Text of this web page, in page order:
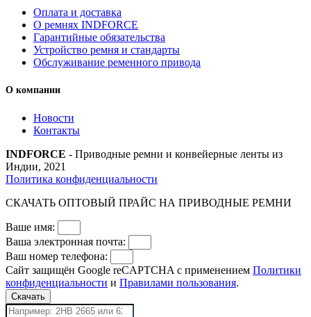
Оплата и доставка
О ремнях INDFORCE
Гарантийные обязательства
Устройство ремня и стандарты
Обслуживание ременного привода
О компании
Новости
Контакты
INDFORCE - Приводные ремни и конвейерные ленты из
Индии, 2021
Политика конфиденциальности
СКАЧАТЬ ОПТОВЫЙ ПРАЙС НА ПРИВОДНЫЕ РЕМНИ
Ваше имя:
Ваша электронная почта:
Ваш номер телефона:
Сайт защищён Google reCAPTCHA с применением Политики
конфиденциальности и Правилами пользования.
Скачать
Поиск